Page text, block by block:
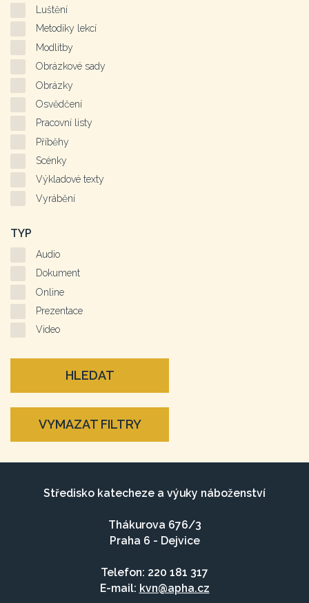
Luštění
Metodiky lekcí
Modlitby
Obrázkové sady
Obrázky
Osvědčení
Pracovní listy
Příběhy
Scénky
Výkladové texty
Vyrábění
TYP
Audio
Dokument
Online
Prezentace
Video
HLEDAT
VYMAZAT FILTRY
Středisko katecheze a výuky náboženství
Thákurova 676/3
Praha 6 - Dejvice
Telefon: 220 181 317
E-mail: kvn@apha.cz